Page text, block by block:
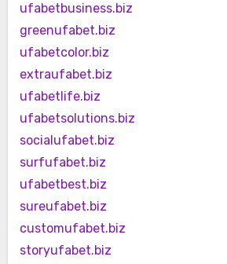
ufabetbusiness.biz
greenufabet.biz
ufabetcolor.biz
extraufabet.biz
ufabetlife.biz
ufabetsolutions.biz
socialufabet.biz
surfufabet.biz
ufabetbest.biz
sureufabet.biz
customufabet.biz
storyufabet.biz